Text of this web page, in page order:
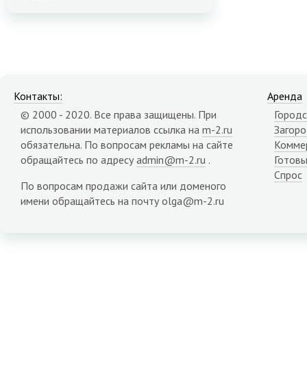
Контакты:
© 2000 - 2020. Все права защищены. При
использовании материалов ссылка на m-2.ru
обязательна. По вопросам рекламы на сайте
обращайтесь по адресу admin@m-2.ru .
По вопросам продажи сайта или доменого
имени обращайтесь на почту olga@m-2.ru
Аренда
Спрос